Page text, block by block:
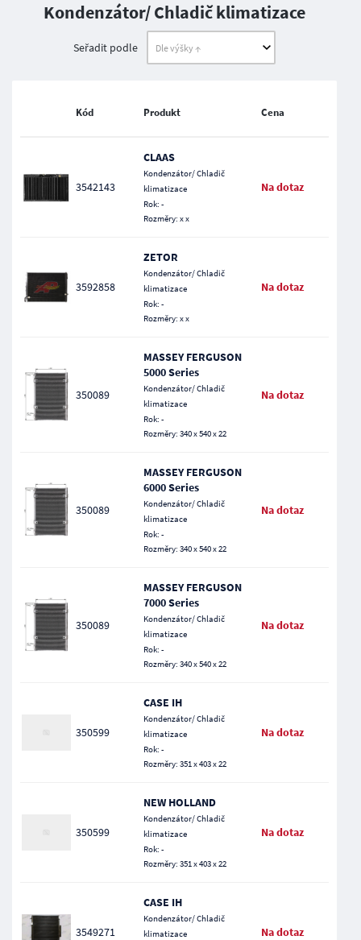
Kondenzátor/ Chladič klimatizace
Seřadit podle
Kód Produkt Cena
3542143
CLAAS
Kondenzátor/ Chladič
klimatizace
Rok: -
Rozměry: x x
Na dotaz
3592858
ZETOR
Kondenzátor/ Chladič
klimatizace
Rok: -
Rozměry: x x
Na dotaz
350089
MASSEY FERGUSON
5000 Series
Kondenzátor/ Chladič
klimatizace
Rok: -
Rozměry: 340 x 540 x 22
Na dotaz
350089
MASSEY FERGUSON
6000 Series
Kondenzátor/ Chladič
klimatizace
Rok: -
Rozměry: 340 x 540 x 22
Na dotaz
350089
MASSEY FERGUSON
7000 Series
Kondenzátor/ Chladič
klimatizace
Rok: -
Rozměry: 340 x 540 x 22
Na dotaz
350599
CASE IH
Kondenzátor/ Chladič
klimatizace
Rok: -
Rozměry: 351 x 403 x 22
Na dotaz
350599
NEW HOLLAND
Kondenzátor/ Chladič
klimatizace
Rok: -
Rozměry: 351 x 403 x 22
Na dotaz
3549271
CASE IH
Kondenzátor/ Chladič
klimatizace
Na dotaz